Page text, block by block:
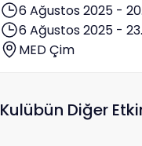
6 Ağustos 2025 -
6 Ağustos 2025 -
MED Çim
Kulübün Diğer